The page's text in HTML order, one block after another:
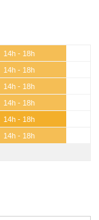
14h - 18h
14h - 18h
14h - 18h
14h - 18h
14h - 18h
14h - 18h